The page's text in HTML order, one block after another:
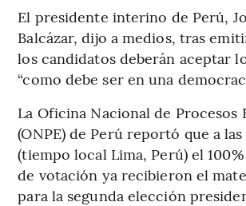
El presidente interino de Perú,
Balcázar, dijo a medios, tras
los candidatos deberán aceptar
“como debe ser en una
La Oficina Nacional de Procesos
(ONPE) de Perú reportó que a las
(tiempo local Lima, Perú) el
de votación ya recibieron el
para la segunda elección